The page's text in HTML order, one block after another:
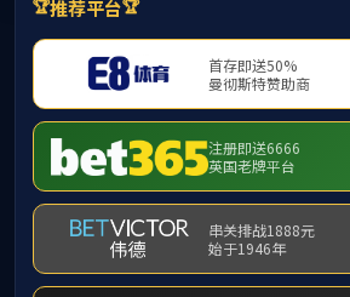
“美丽河北”系列短视频丨
栏目：美丽河北 发布时间：2026-